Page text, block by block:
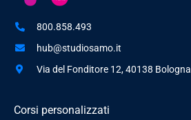
800.858.493
hub@studiosamo.it
Via del Fonditore 12, 40138 Bologna
Corsi personalizzati